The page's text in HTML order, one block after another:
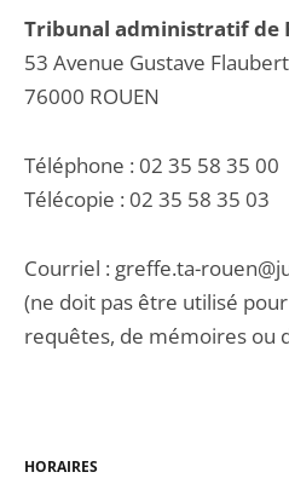
Tribunal administratif de
53 Avenue Gustave Flaubert
76000 ROUEN
Téléphone : 02 35 58 35 00
Télécopie : 02 35 58 35 03
Courriel : greffe.ta-
(ne doit pas être utilisé
requêtes, de mémoires ou
HORAIRES